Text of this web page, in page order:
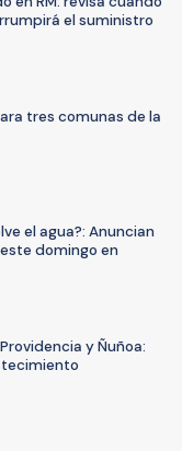
el suministro
tres comunas de la
el agua?: Anuncian
domingo en
y Ñuñoa: